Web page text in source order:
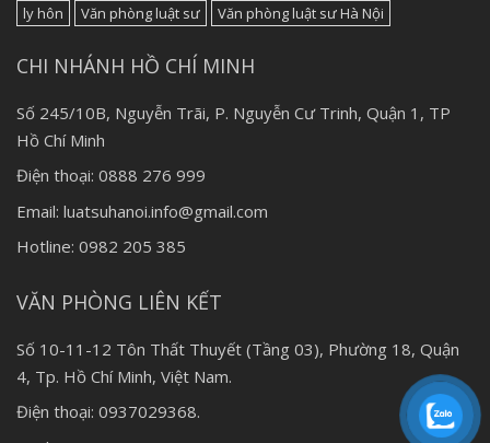
ly hôn
Văn phòng luật sư Văn phòng luật sư Hà Nội
CHI NHÁNH HỒ CHÍ MINH
Số 245/10B, Nguyễn Trãi, P. Nguyễn Cư Trinh, Quận 1, TP
Hồ Chí Minh
Điện thoại: 0888 276 999
Email: luatsuhanoi.info@gmail.com
Hotline: 0982 205 385
VĂN PHÒNG LIÊN KẾT
Số 10-11-12 Tôn Thất Thuyết (Tầng 03), Phường 18, Quận
4, Tp. Hồ Chí Minh, Việt Nam.
Điện thoại: 0937029368.